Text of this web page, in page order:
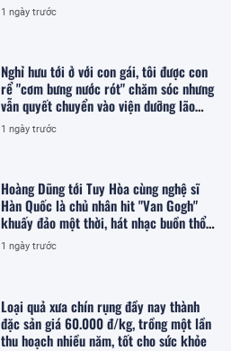
1 ngày trước
Nghỉ hưu tới ở với con gái, tôi được con
rể "cơm bưng nước rót" chăm sóc nhưng
vẫn quyết chuyển vào viện dưỡng lão
sống
1 ngày trước
Hoàng Dũng tới Tuy Hòa cùng nghệ sĩ
Hàn Quốc là chủ nhân hit "Van Gogh"
khuấy đảo một thời, hát nhạc buồn thổn
thức
1 ngày trước
Loại quả xưa chín rụng đầy nay thành
đặc sản giá 60.000 đ/kg, trồng một lần
thu hoạch nhiều năm, tốt cho sức khỏe